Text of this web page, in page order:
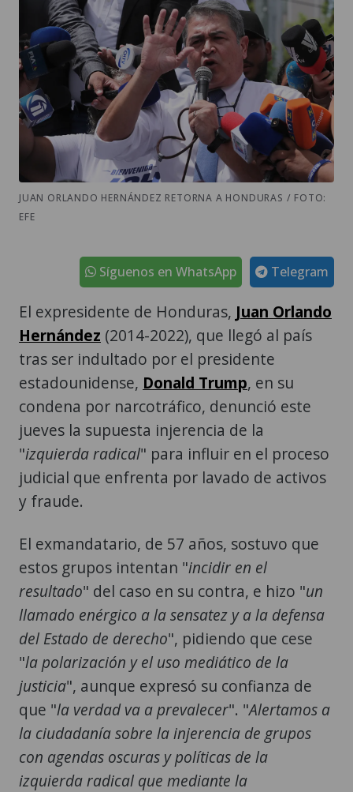
JUAN ORLANDO HERNÁNDEZ RETORNA A HONDURAS / FOTO:
EFE
Telegram
Síguenos en WhatsApp
El expresidente de Honduras, Juan Orlando
Hernández (2014-2022), que llegó al país
tras ser indultado por el presidente
estadounidense, Donald Trump, en su
condena por narcotráfico, denunció este
jueves la supuesta injerencia de la
"izquierda radical" para influir en el proceso
judicial que enfrenta por lavado de activos
y fraude.
El exmandatario, de 57 años, sostuvo que
estos grupos intentan "incidir en el
resultado" del caso en su contra, e hizo "un
llamado enérgico a la sensatez y a la defensa
del Estado de derecho", pidiendo que cese
"la polarización y el uso mediático de la
justicia", aunque expresó su confianza de
que "la verdad va a prevalecer". "Alertamos a
la ciudadanía sobre la injerencia de grupos
con agendas oscuras y políticas de la
izquierda radical que mediante la